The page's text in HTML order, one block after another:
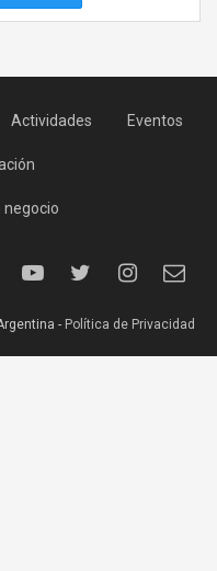
Actividades Eventos
negocio
- Política de Privacidad